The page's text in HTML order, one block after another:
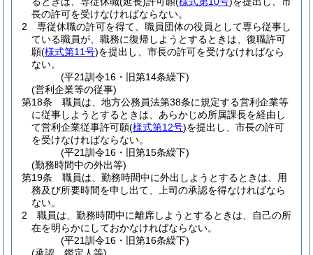
長の許可を受けなければならない。
2
専従休職の許可を得て、職員団体の役員として専ら従事し
ている職員が、職務に復帰しようとするときは、復職許可
願(様式第11号)を提出し、市長の許可を受けなければなら
ない。
(平21訓令16・旧第14条繰下)
(営利企業等の従事)
第18条
職員は、地方公務員法第38条に規定する営利企業等
に従事しようとするときは、あらかじめ所属課長を経由し
て営利企業従事許可願(様式第12号)を提出し、市長の許可
を受けなければならない。
(平21訓令16・旧第15条繰下)
(勤務時間中の外出等)
第19条
職員は、勤務時間中に外出しようとするときは、用
務及び所要時間を申し出て、上司の承認を得なければなら
ない。
2
職員は、勤務時間中に離席しようとするときは、自己の所
在を明らかにしておかなければならない。
(平21訓令16・旧第16条繰下)